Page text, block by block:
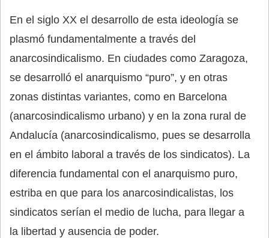
En el siglo XX el desarrollo de esta ideología se
plasmó fundamentalmente a través del
anarcosindicalismo. En ciudades como Zaragoza,
se desarrolló el anarquismo “puro”, y en otras
zonas distintas variantes, como en Barcelona
(anarcosindicalismo urbano) y en la zona rural de
Andalucía (anarcosindicalismo, pues se desarrolla
en el ámbito laboral a través de los sindicatos). La
diferencia fundamental con el anarquismo puro,
estriba en que para los anarcosindicalistas, los
sindicatos serían el medio de lucha, para llegar a
la libertad y ausencia de poder.